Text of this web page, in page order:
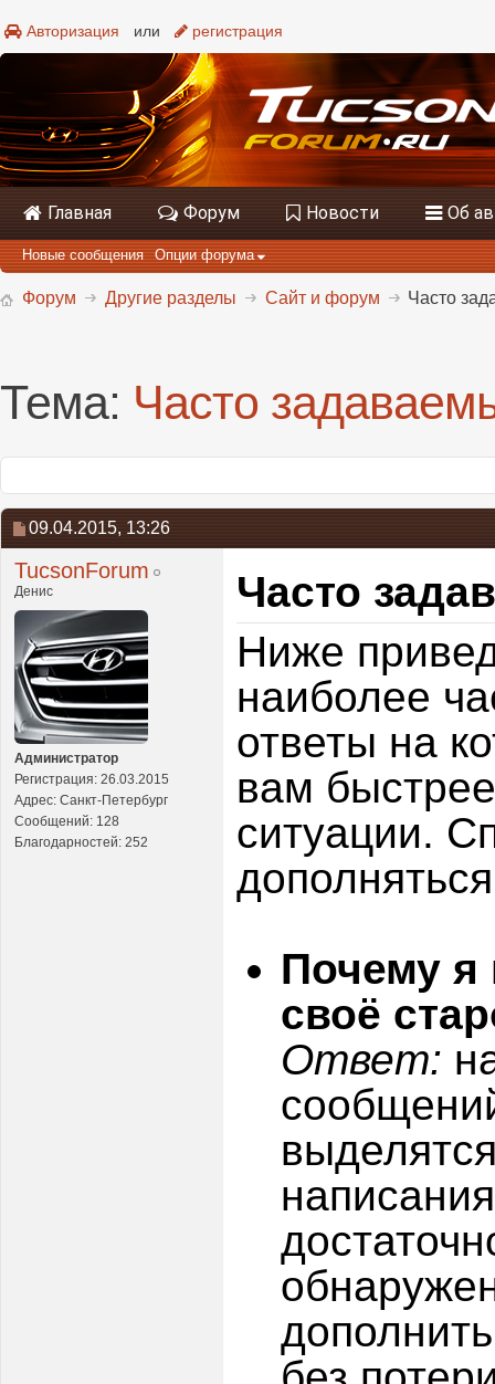
Авторизация или регистрация
Главная Форум Новости Об
Новые сообщения Опции форума
Форум Другие разделы Сайт и форум Часто
Тема: Часто
09.04.2015, 13:26
TucsonForum
Денис
Администратор
Регистрация: 26.03.2015
Адрес: Санкт-Петербург
Сообщений: 128
Благодарностей: 252
Часто
Ниже
наиболее
ответы на
вам
ситуации.
Почему я
своё
Ответ: